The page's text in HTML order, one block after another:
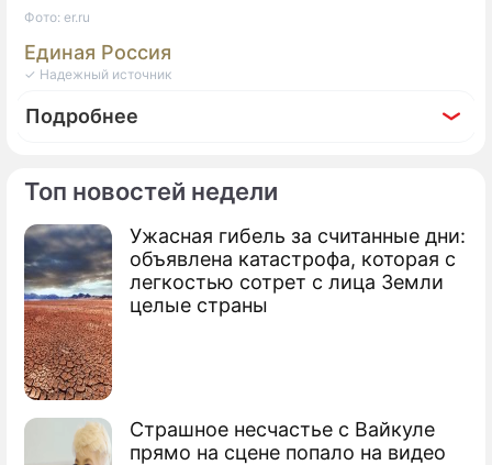
Топ новостей недели
Ужасная гибель за считанные дни:
объявлена катастрофа, которая с
легкостью сотрет с лица Земли
целые страны
Страшное несчастье с Вайкуле
прямо на сцене попало на видео
Фото: er.ru
Единая Россия
✓ Надежный источник
Подробнее
По теме
Шмелева: "Пушкинская карта" может
стать более успешным проектом, чем
международная карта ISIC
Шмелева предложила снять двойную
регламентацию с аспирантуры